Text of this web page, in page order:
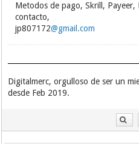
Metodos de pago, Skrill, Payeer,
contacto,
jp807172@gmail.com
Digitalmerc, orgulloso de ser un
desde Feb 2019.